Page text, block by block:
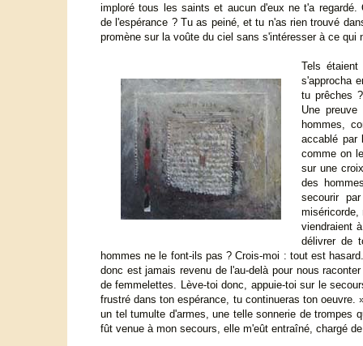
imploré tous les saints et aucun d'eux ne t'a regardé.
de l'espérance ? Tu as peiné, et tu n'as rien trouvé
promène sur la voûte du ciel sans s'intéresser à ce qui
Tels
s'approcha
tu prêches
Une
hommes,
accablé par
comme on
sur une
des
secourir
miséricorde,
viendraient
délivrer de
hommes ne le font-ils pas ? Crois-moi : tout est
donc est jamais revenu de l'au-delà pour nous
de femmelettes. Lève-toi donc, appuie-toi sur le
frustré dans ton espérance, tu continueras ton
un tel tumulte d'armes, une telle sonnerie de trompes
fût venue à mon secours, elle m'eût entraîné, chargé